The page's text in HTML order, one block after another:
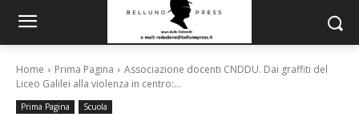
Home Prima Pagina
Associazione docenti CNDDU. Dai graffiti del
Liceo Galilei alla violenza in centro:...
Prima Pagina Scuola